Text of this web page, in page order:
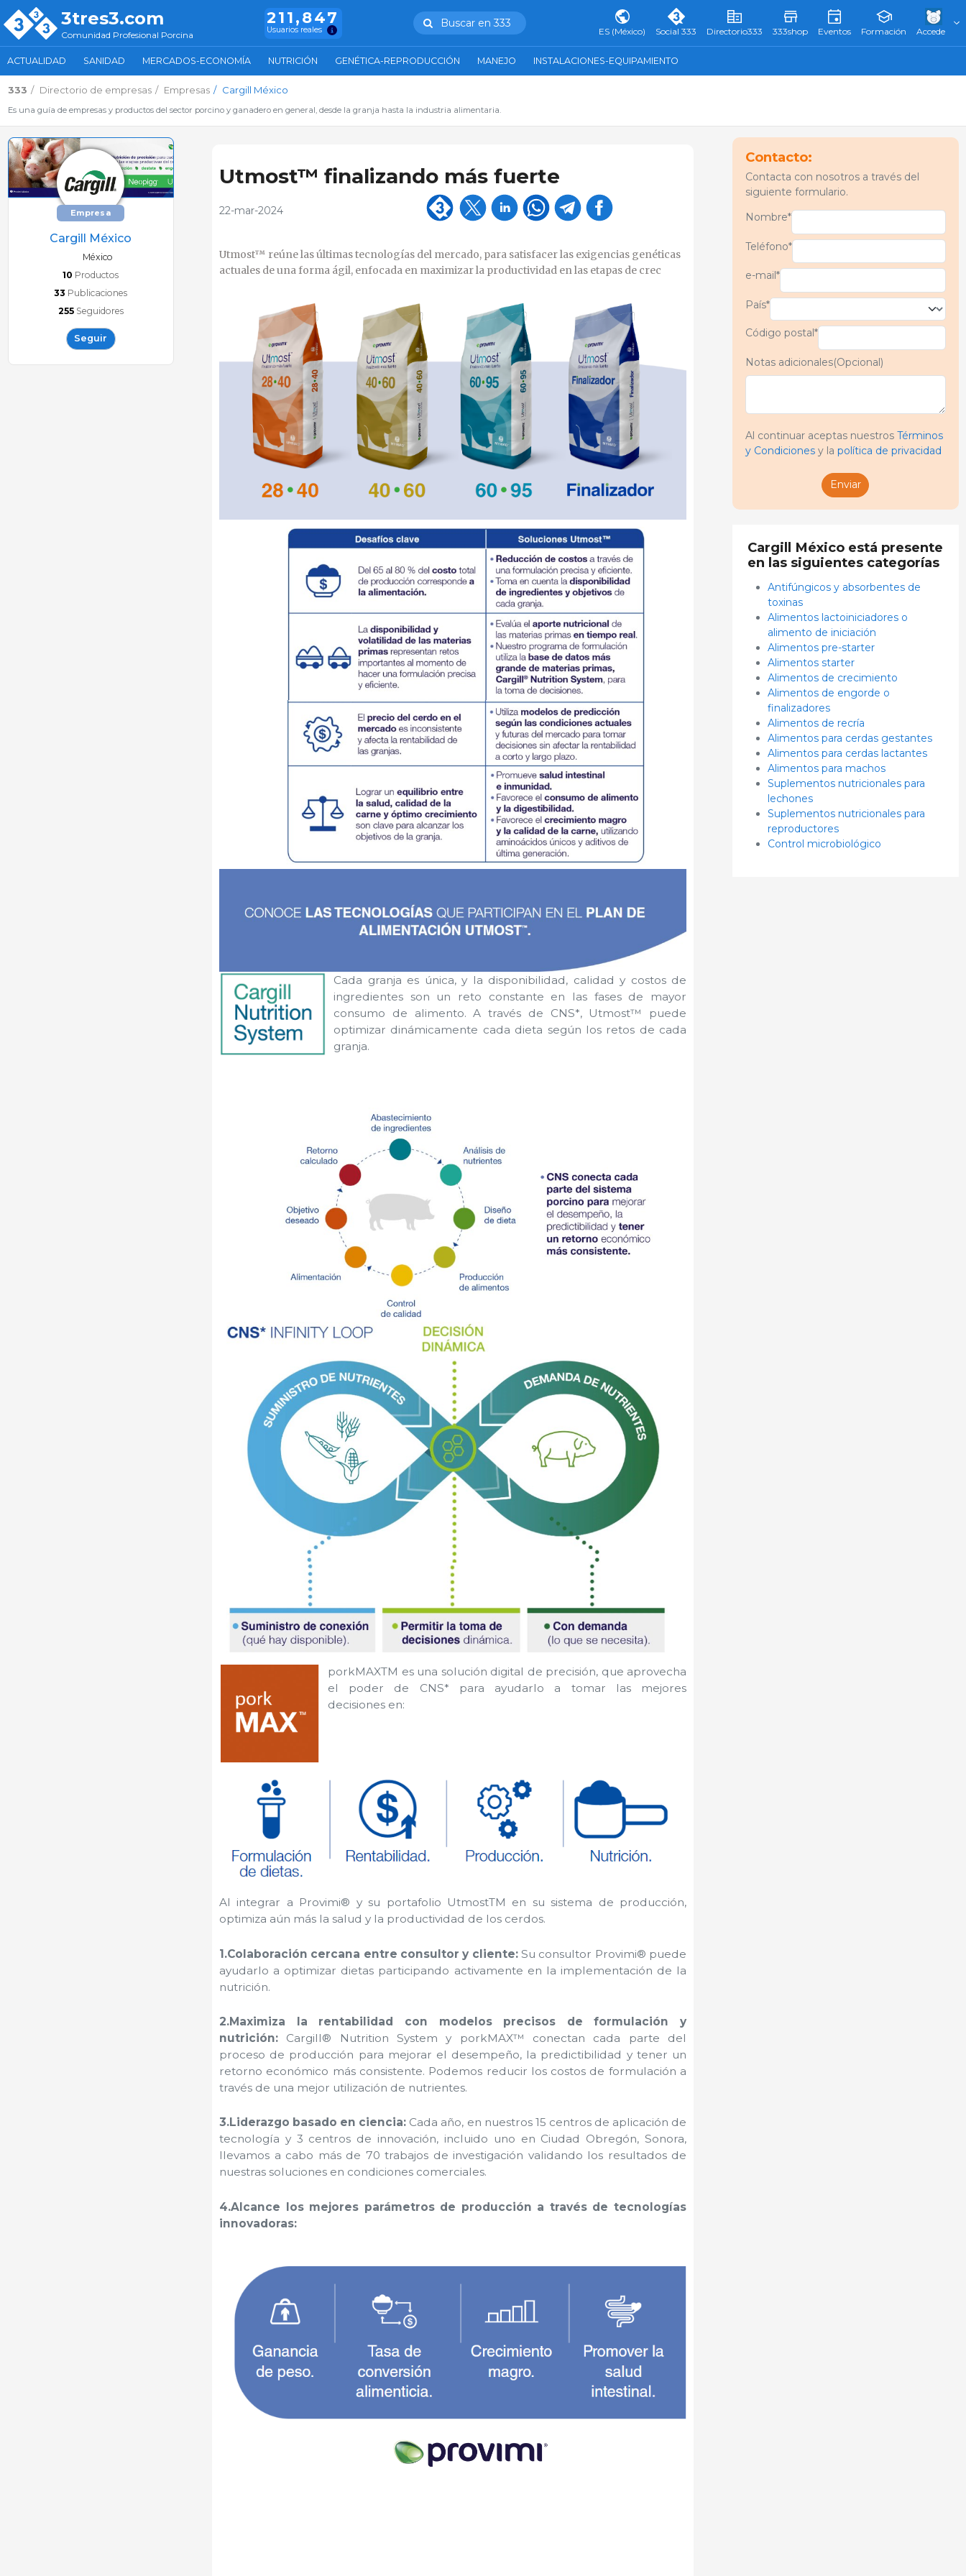
3tres3.com
Comunidad Profesional Porcina
211,847
Usuarios reales
Buscar en 333
ES (México) Social 333 Directorio333 333shop Eventos Formación Accede
ACTUALIDAD SANIDAD MERCADOS-ECONOMÍA NUTRICIÓN GENÉTICA-REPRODUCCIÓN MANEJO INSTALACIONES-EQUIPAMIENTO
333 Directorio de empresas Empresas Cargill México
Es una guía de empresas y productos del sector porcino y ganadero en general, desde la granja hasta la industria alimentaria.
Empresa
Cargill México
México
10 Productos
33 Publicaciones
255 Seguidores
Seguir
Utmost™ finalizando más fuerte
22-mar-2024
Utmost™ reúne las últimas tecnologías del mercado, para satisfacer las exigencias genéticas
actuales de una forma ágil, enfocada en maximizar la productividad en las etapas de crec
Cada granja es única, y la disponibilidad, calidad y costos de
ingredientes son un reto constante en las fases de mayor
consumo de alimento. A través de CNS*, Utmost™ puede
optimizar dinámicamente cada dieta según los retos de cada
granja.
porkMAXTM es una solución digital de precisión, que aprovecha
el poder de CNS* para ayudarlo a tomar las mejores
decisiones en:
Al integrar a Provimi® y su portafolio UtmostTM en su sistema de producción,
optimiza aún más la salud y la productividad de los cerdos.
1.Colaboración cercana entre consultor y cliente: Su consultor Provimi® puede
ayudarlo a optimizar dietas participando activamente en la implementación de la
nutrición.
2.Maximiza la rentabilidad con modelos precisos de formulación y
nutrición: Cargill® Nutrition System y porkMAX™ conectan cada parte del
proceso de producción para mejorar el desempeño, la predictibilidad y tener un
retorno económico más consistente. Podemos reducir los costos de formulación a
través de una mejor utilización de nutrientes.
3.Liderazgo basado en ciencia: Cada año, en nuestros 15 centros de aplicación de
tecnología y 3 centros de innovación, incluido uno en Ciudad Obregón, Sonora,
llevamos a cabo más de 70 trabajos de investigación validando los resultados de
nuestras soluciones en condiciones comerciales.
4.Alcance los mejores parámetros de producción a través de tecnologías
innovadoras:
Contacto:
Contacta con nosotros a través del
siguiente formulario.
Nombre*
Teléfono*
e-mail*
País*
Código postal*
Notas adicionales(Opcional)
Al continuar aceptas nuestros Términos
y Condicionesy la política de privacidad
Enviar
Cargill México está presente
en las siguientes categorías
Antifúngicos y absorbentes de
toxinas
Alimentos lactoiniciadores o
alimento de iniciación
Alimentos pre-starter
Alimentos starter
Alimentos de crecimiento
Alimentos de engorde o
finalizadores
Alimentos de recría
Alimentos para cerdas gestantes
Alimentos para cerdas lactantes
Alimentos para machos
Suplementos nutricionales para
lechones
Suplementos nutricionales para
reproductores
Control microbiológico